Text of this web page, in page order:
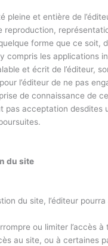
pleine et entière de
reproduction,
forme que ce soit,
compris les applications
et écrit de l’éditeur,
l’éditeur de ne pas
de connaissance de
pas acceptation desdites
du site
du site, l’éditeur
ou limiter l’accès à
au site, ou à certaines